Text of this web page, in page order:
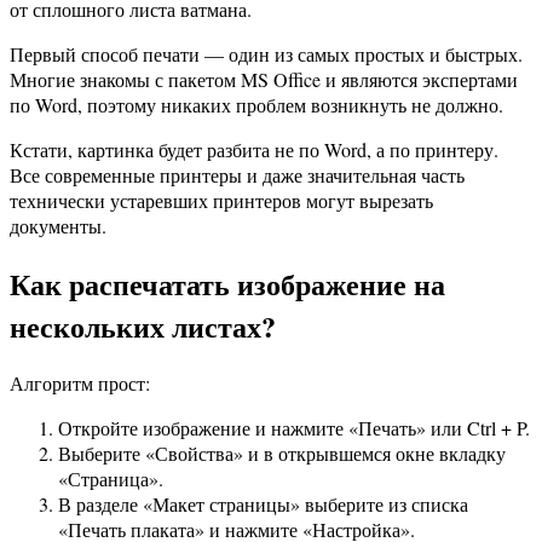
от сплошного листа ватмана.
Первый способ печати — один из самых простых и быстрых.
Многие знакомы с пакетом MS Office и являются экспертами
по Word, поэтому никаких проблем возникнуть не должно.
Кстати, картинка будет разбита не по Word, а по принтеру.
Все современные принтеры и даже значительная часть
технически устаревших принтеров могут вырезать
документы.
Как распечатать изображение на
нескольких листах?
Алгоритм прост:
Откройте изображение и нажмите «Печать» или Ctrl + P.
Выберите «Свойства» и в открывшемся окне вкладку
«Страница».
В разделе «Макет страницы» выберите из списка
«Печать плаката» и нажмите «Настройка».